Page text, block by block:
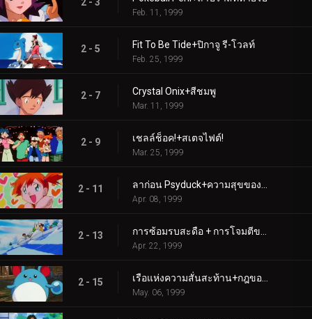
Feb. 11, 1999
2 - 5 Fit To Be Tide+ปิกาจู รี-โวลท์
Feb. 25, 1999
2 - 7 Crystal Onix+สีชมพู
Mar. 11, 1999
2 - 9 เชลล์ช็อค!+สเตจไฟต์!
Mar. 25, 1999
2 - 11
Apr. 08, 1999
2 - 13
Apr. 22, 1999
2 - 15
May. 06, 1999